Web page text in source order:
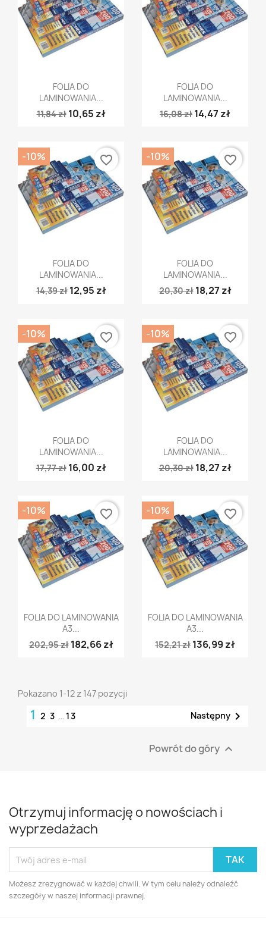
Szybki podgląd
FOLIA DO
LAMINOWANIA...
11,84 zł 10,65 zł
Szybki podgląd
FOLIA DO
LAMINOWANIA...
16,08 zł 14,47 zł
Szybki podgląd
FOLIA DO
LAMINOWANIA...
14,39 zł 12,95 zł
-10% favorite_border
Szybki podgląd
FOLIA DO
LAMINOWANIA...
20,30 zł 18,27 zł
-10% favorite_border
Szybki podgląd
FOLIA DO
LAMINOWANIA...
17,77 zł 16,00 zł
-10% favorite_border
Szybki podgląd
FOLIA DO
LAMINOWANIA...
20,30 zł 18,27 zł
-10% favorite_border
Szybki podgląd
FOLIA DO LAMINOWANIA
A3...
202,95 zł 182,66 zł
-10% favorite_border
Szybki podgląd
FOLIA DO LAMINOWANIA
A3...
152,21 zł 136,99 zł
-10% favorite_border
Pokazano 1-12 z 147 pozycji
1 2 3 … 13 Następny 
Powrót do góry 
Otrzymuj informację o nowościach i
wyprzedażach
Możesz zrezygnować w każdej chwili. W tym celu należy odnaleźć
szczegóły w naszej informacji prawnej.